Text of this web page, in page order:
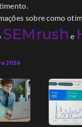
sobre como
SEMrush e
2026